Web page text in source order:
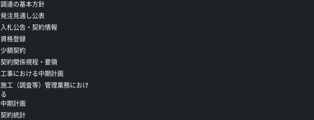
調達の基本方針
発注見通し公表
入札公告・契約情報
資格登録
少額契約
契約関係規程・要領
工事における中期計画
施工（調査等）管理業務におけ
る
中期計画
契約統計